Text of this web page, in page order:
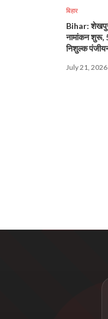
बिहार
Bihar:
नामांकन शुरू,
निशुल्क
July 21, 2026